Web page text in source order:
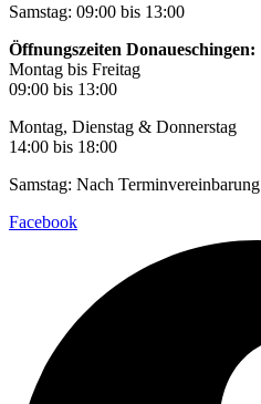
Samstag: 09:00 bis 13:00
Öffnungszeiten Donaueschingen:
Montag bis Freitag
09:00 bis 13:00
Montag, Dienstag & Donnerstag
14:00 bis 18:00
Samstag: Nach Terminvereinbarung
Facebook